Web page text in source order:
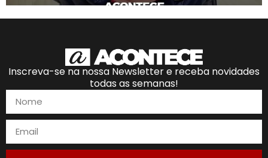
Inscreva-se na nossa Newsletter e receba novidades
todas as semanas!